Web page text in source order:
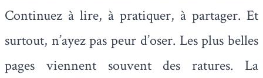
Continuez à lire, à pratiquer, à partager. Et
surtout, n’ayez pas peur d’oser. Les plus belles
pages viennent souvent des ratures. La